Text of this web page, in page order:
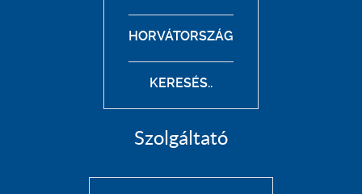
HORVÁTORSZÁG
KERESÉS..
Szolgáltató